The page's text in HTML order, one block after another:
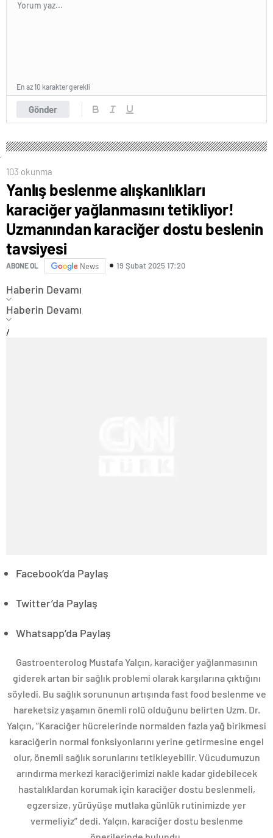
Gönder
En az 10 karakter gerekli
103 okunma
Yanlış beslenme alışkanlıkları
karaciğer yağlanmasını tetikliyor!
Uzmanından karaciğer dostu beslenin
tavsiyesi
ABONE OL News 19 Şubat 2025 17:20
Haberin Devamı
Haberin Devamı
/
Facebook’da Paylaş
Twitter’da Paylaş
Whatsapp’da Paylaş
Gastroenterolog Mustafa Yalçın, karaciğer yağlanmasının
giderek artan bir sağlık problemi olarak karşılarına çıktığını
söyledi. Bu sağlık sorununun artışında fast food beslenme ve
hareketsiz yaşamın önemli rolü olduğunu belirten Uzm. Dr.
Yalçın, “Karaciğer hücrelerinde normalden fazla yağ birikmesi
karaciğerin normal fonksiyonlarını yerine getirmesine engel
olur, önemli sağlık sorunlarını tetikleyebilir. Vücudumuzun
arındırma merkezi karaciğerimizi nakle kadar gidebilecek
hastalıklardan korumak için karaciğer dostu beslenmeli,
egzersize, yürüyüşe mutlaka günlük rutinimizde yer
vermeliyiz” dedi. Yalçın, karaciğer dostu beslenme